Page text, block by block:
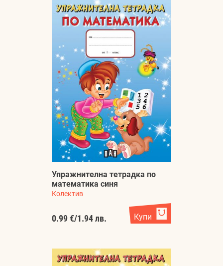
Упражнителна тетрадка по
математика синя
Колектив
0.99 €/1.94 лв. Купи